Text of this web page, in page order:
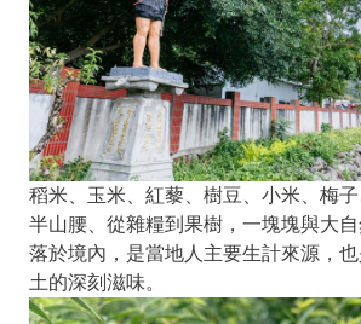
稻米、玉米、紅藜、樹豆、小米、梅
半山腰、從雜糧到果樹，一塊塊與大
落於境內，是當地人主要生計來源，
土的深刻滋味。